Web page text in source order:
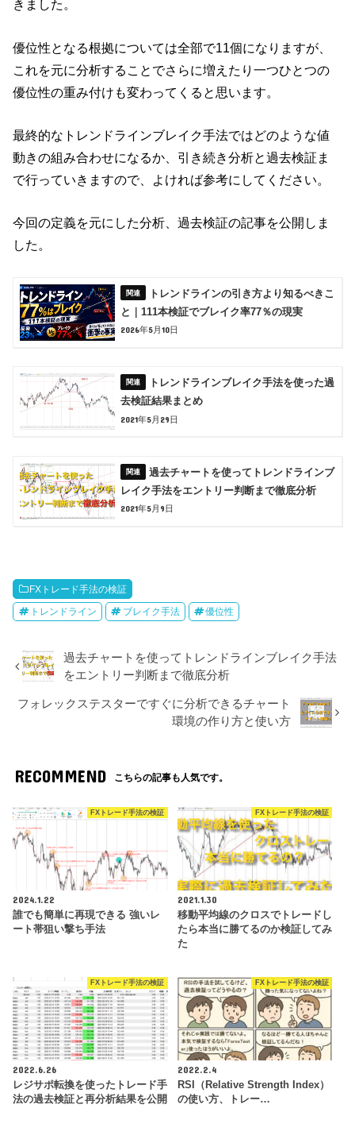
きました。
優位性となる根拠については全部で11個になりますが、
これを元に分析することでさらに増えたり一つひとつの
優位性の重み付けも変わってくると思います。
最終的なトレンドラインブレイク手法ではどのような値
動きの組み合わせになるか、引き続き分析と過去検証ま
で行っていきますので、よければ参考にしてください。
今回の定義を元にした分析、過去検証の記事を公開しま
した。
トレンドラインの引き方より知るべきこ
と｜111本検証でブレイク率77％の現実
2026年5月10日
トレンドラインブレイク手法を使った過
去検証結果まとめ
2021年5月29日
過去チャートを使ってトレンドラインブ
レイク手法をエントリー判断まで徹底分析
2021年5月9日
FXトレード手法の検証
トレンドライン ブレイク手法 優位性
過去チャートを使ってトレンドラインブレイク手法
をエントリー判断まで徹底分析
フォレックステスターですぐに分析できるチャート
環境の作り方と使い方
RECOMMEND こちらの記事も人気です。
FXトレード手法の検証
2024.1.22
誰でも簡単に再現できる 強いレ
ート帯狙い撃ち手法
FXトレード手法の検証
2021.1.30
移動平均線のクロスでトレードし
たら本当に勝てるのか検証してみ
た
FXトレード手法の検証
2022.6.26
レジサポ転換を使ったトレード手
法の過去検証と再分析結果を公開
FXトレード手法の検証
2022.2.4
RSI（Relative Strength Index）
の使い方、トレー…